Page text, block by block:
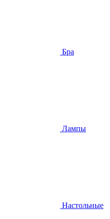
Бра
Лампы
Настольные